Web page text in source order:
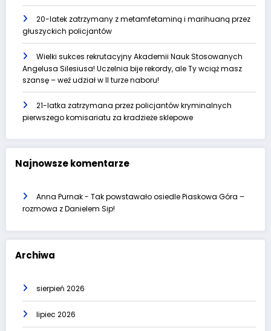
20-latek zatrzymany z metamfetaminą i marihuaną przez
głuszyckich policjantów
Wielki sukces rekrutacyjny Akademii Nauk Stosowanych
Angelusa Silesiusa! Uczelnia bije rekordy, ale Ty wciąż masz
szansę – weź udział w II turze naboru!
21-latka zatrzymana przez policjantów kryminalnych
pierwszego komisariatu za kradzieże sklepowe
Najnowsze komentarze
Anna Purnak- Tak powstawało osiedle Piaskowa Góra –
rozmowa z Danielem Sip!
Archiwa
sierpień 2026
lipiec 2026